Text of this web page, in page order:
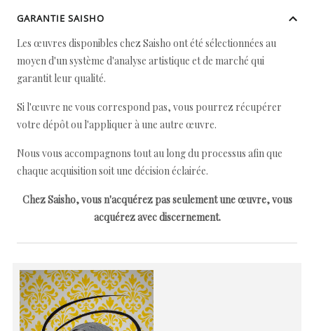
GARANTIE SAISHO
Les œuvres disponibles chez Saisho ont été sélectionnées au
moyen d'un système d'analyse artistique et de marché qui
garantit leur qualité.
Si l'œuvre ne vous correspond pas, vous pourrez récupérer
votre dépôt ou l'appliquer à une autre œuvre.
Nous vous accompagnons tout au long du processus afin que
chaque acquisition soit une décision éclairée.
Chez Saisho, vous n'acquérez pas seulement une œuvre, vous
acquérez avec discernement.